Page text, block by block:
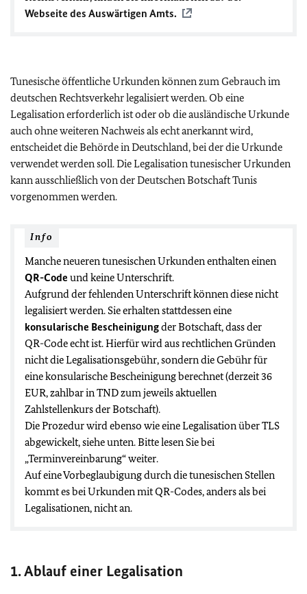
Webseite des Auswärtigen Amts.
Tunesische öffentliche Urkunden können zum Gebrauch im
deutschen Rechtsverkehr legalisiert werden. Ob eine
Legalisation erforderlich ist oder ob die ausländische Urkunde
auch ohne weiteren Nachweis als echt anerkannt wird,
entscheidet die Behörde in Deutschland, bei der die Urkunde
verwendet werden soll. Die Legalisation tunesischer Urkunden
kann ausschließlich von der Deutschen Botschaft Tunis
vorgenommen werden.
Info
Manche neueren tunesischen Urkunden enthalten einen
QR-Code und keine Unterschrift.
Aufgrund der fehlenden Unterschrift können diese nicht
legalisiert werden. Sie erhalten stattdessen eine
konsularische Bescheinigungder Botschaft, dass der
QR-Code echt ist. Hierfür wird aus rechtlichen Gründen
nicht die Legalisationsgebühr, sondern die Gebühr für
eine konsularische Bescheinigung berechnet (derzeit 36
EUR, zahlbar in TND zum jeweils aktuellen
Zahlstellenkurs der Botschaft).
Die Prozedur wird ebenso wie eine Legalisation über TLS
abgewickelt, siehe unten. Bitte lesen Sie bei
„Terminvereinbarung“ weiter.
Auf eine Vorbeglaubigung durch die tunesischen Stellen
kommt es bei Urkunden mit QR-Codes, anders als bei
Legalisationen, nicht an.
1. Ablauf einer Legalisation